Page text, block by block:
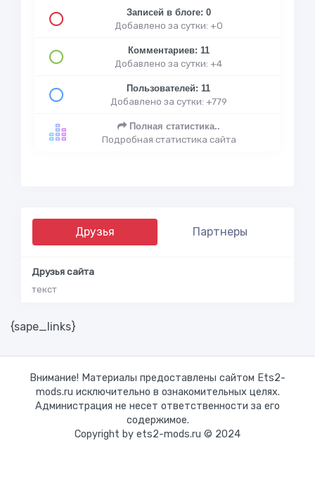
Записей в блоге: 0
Добавлено за сутки: +0
Комментариев: 11
Добавлено за сутки: +4
Пользователей: 11
Добавлено за сутки: +779
Полная статистика..
Подробная статистика сайта
Друзья Партнеры
Друзья сайта
текст
{sape_links}
Внимание! Материалы предоставлены сайтом Ets2-
mods.ru исключительно в ознакомительных целях.
Администрация не несет ответственности за его
содержимое.
Copyright by ets2-mods.ru © 2024